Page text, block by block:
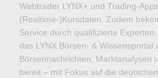
Webtrader LYNX+ und Trading-
(Realtime-)Kursdaten. Zudem
Service durch qualifizierte
das LYNX Börsen- & Wissensportal
Börsennachrichten, Marktanalysen
bereit – mit Fokus auf die